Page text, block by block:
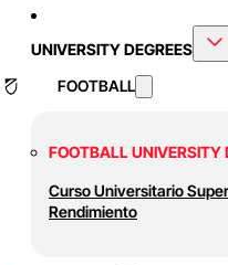
UNIVERSITY DEGREES
FOOTBALL
FOOTBALL UNIVERSITY
Curso Universitario
Rendimiento